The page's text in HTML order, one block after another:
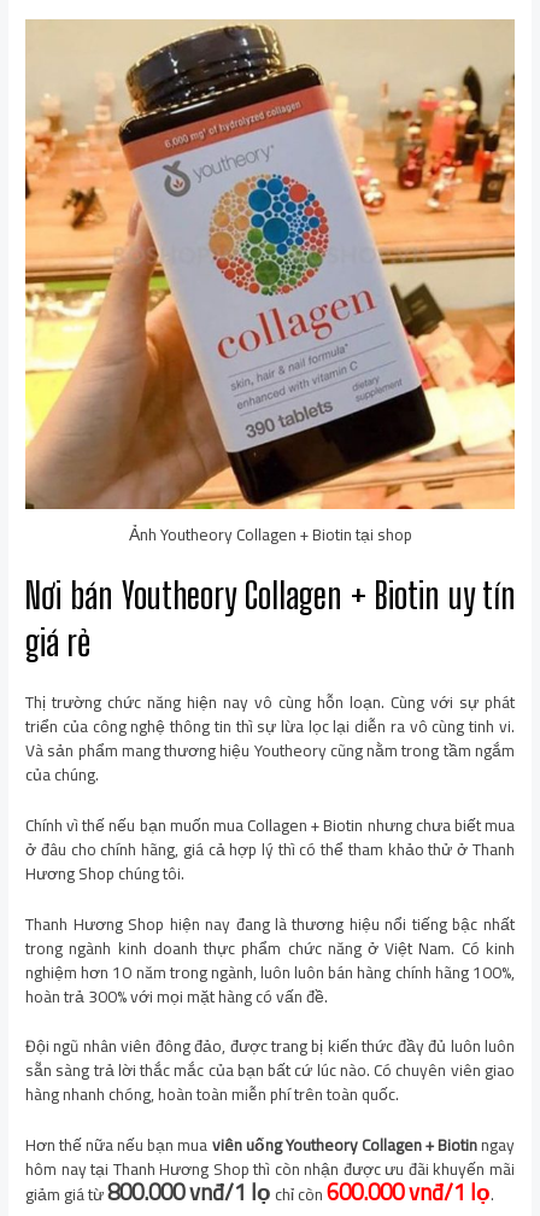
Ảnh Youtheory Collagen + Biotin tại shop
Nơi bán Youtheory Collagen + Biotin uy tín
giá rẻ
Thị trường chức năng hiện nay vô cùng hỗn loạn. Cùng với sự phát
triển của công nghệ thông tin thì sự lừa lọc lại diễn ra vô cùng tinh vi.
Và sản phẩm mang thương hiệu Youtheory cũng nằm trong tầm ngắm
của chúng.
Chính vì thế nếu bạn muốn mua Collagen + Biotin nhưng chưa biết mua
ở đâu cho chính hãng, giá cả hợp lý thì có thể tham khảo thử ở Thanh
Hương Shop chúng tôi.
Thanh Hương Shop hiện nay đang là thương hiệu nổi tiếng bậc nhất
trong ngành kinh doanh thực phẩm chức năng ở Việt Nam. Có kinh
nghiệm hơn 10 năm trong ngành, luôn luôn bán hàng chính hãng 100%,
hoàn trả 300% với mọi mặt hàng có vấn đề.
Đội ngũ nhân viên đông đảo, được trang bị kiến thức đầy đủ luôn luôn
sẵn sàng trả lời thắc mắc của bạn bất cứ lúc nào. Có chuyên viên giao
hàng nhanh chóng, hoàn toàn miễn phí trên toàn quốc.
Hơn thế nữa nếu bạn muaviên uốngYoutheory Collagen + Biotinngay
hôm nay tại Thanh Hương Shop thì còn nhận được ưu đãi khuyến mãi
giảm giá từ800.000 vnđ/1 lọchỉ còn600.000 vnđ/1 lọ.